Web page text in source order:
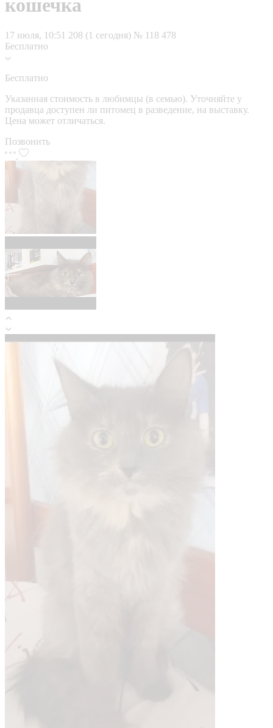
кошечка
17 июля, 10:51 208 (1 сегодня) № 118 478
Бесплатно
Бесплатно
Указанная стоимость в любимцы (в семью). Уточняйте у
продавца доступен ли питомец в разведение, на выставку.
Цена может отличаться.
Позвонить